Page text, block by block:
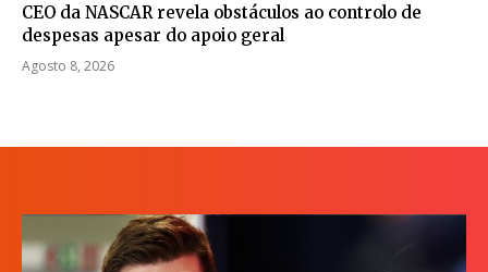
CEO da NASCAR revela obstáculos ao controlo de
despesas apesar do apoio geral
Agosto 8, 2026